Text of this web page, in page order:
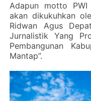
Adapun motto
akan dikukuhkan
Ridwan Agus
Jurnalistik Yang
Pembangunan
Mantap”.